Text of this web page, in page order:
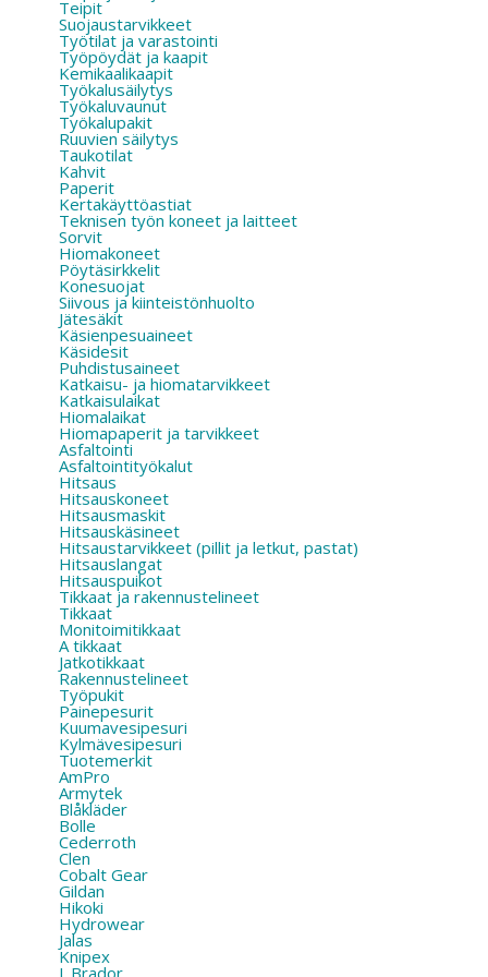
Teipit
Suojaustarvikkeet
Työtilat ja varastointi
Työpöydät ja kaapit
Kemikaalikaapit
Työkalusäilytys
Työkaluvaunut
Työkalupakit
Ruuvien säilytys
Taukotilat
Kahvit
Paperit
Kertakäyttöastiat
Teknisen työn koneet ja laitteet
Sorvit
Hiomakoneet
Pöytäsirkkelit
Konesuojat
Siivous ja kiinteistönhuolto
Jätesäkit
Käsienpesuaineet
Käsidesit
Puhdistusaineet
Katkaisu- ja hiomatarvikkeet
Katkaisulaikat
Hiomalaikat
Hiomapaperit ja tarvikkeet
Asfaltointi
Asfaltointityökalut
Hitsaus
Hitsauskoneet
Hitsausmaskit
Hitsauskäsineet
Hitsaustarvikkeet (pillit ja letkut, pastat)
Hitsauslangat
Hitsauspuikot
Tikkaat ja rakennustelineet
Tikkaat
Monitoimitikkaat
A tikkaat
Jatkotikkaat
Rakennustelineet
Työpukit
Painepesurit
Kuumavesipesuri
Kylmävesipesuri
Tuotemerkit
AmPro
Armytek
Blåkläder
Bolle
Cederroth
Clen
Cobalt Gear
Gildan
Hikoki
Hydrowear
Jalas
Knipex
L.Brador